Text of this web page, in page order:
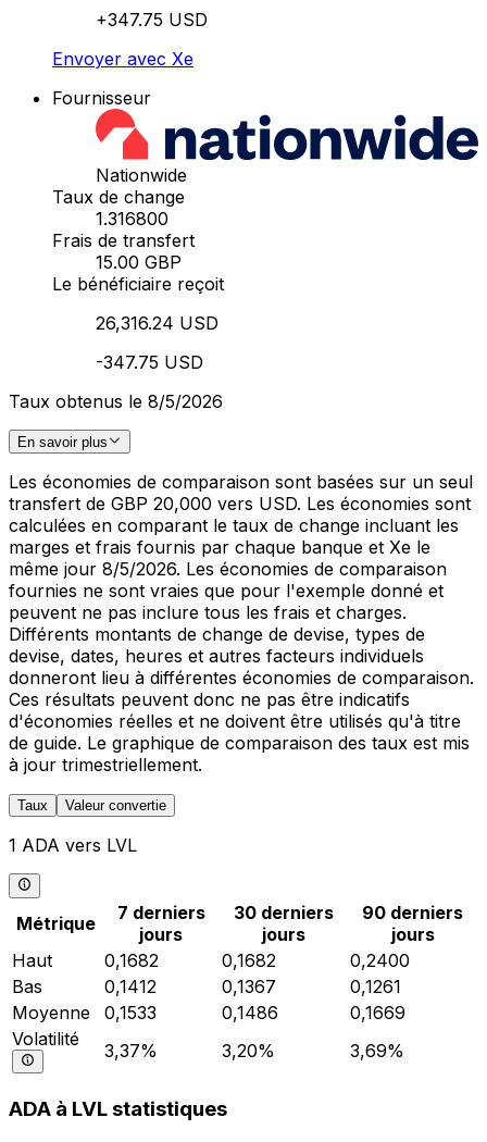
+347.75 USD
Envoyer avec Xe
Fournisseur
Nationwide
Taux de change
1.316800
Frais de transfert
15.00 GBP
Le bénéficiaire reçoit
26,316.24 USD
-347.75 USD
Taux obtenus le 8/5/2026
En savoir plus
Les économies de comparaison sont basées sur un seul
transfert de GBP 20,000 vers USD. Les économies sont
calculées en comparant le taux de change incluant les
marges et frais fournis par chaque banque et Xe le
même jour 8/5/2026. Les économies de comparaison
fournies ne sont vraies que pour l'exemple donné et
peuvent ne pas inclure tous les frais et charges.
Différents montants de change de devise, types de
devise, dates, heures et autres facteurs individuels
donneront lieu à différentes économies de comparaison.
Ces résultats peuvent donc ne pas être indicatifs
d'économies réelles et ne doivent être utilisés qu'à titre
de guide. Le graphique de comparaison des taux est mis
à jour trimestriellement.
Taux Valeur convertie
1 ADA vers LVL
Métrique
7 derniers
jours
30 derniers
jours
90 derniers
jours
Haut
0,1682 0,1682
0,2400
Bas
0,1412 0,1367
0,1261
Moyenne
0,1533 0,1486
0,1669
Volatilité
3,37% 3,20% 3,69%
ADA à LVL statistiques